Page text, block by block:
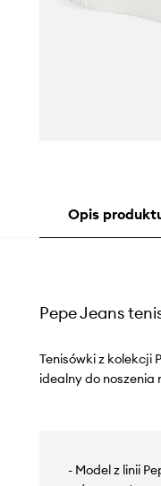
Opis
Pepe Jeans
Tenisówki z kolekcji
idealny do noszenia
- Model z linii